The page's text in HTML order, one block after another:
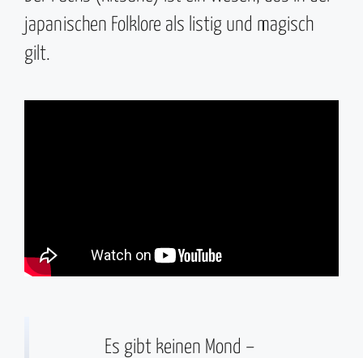
japanischen Folklore als listig und magisch
gilt.
Es gibt keinen Mond –